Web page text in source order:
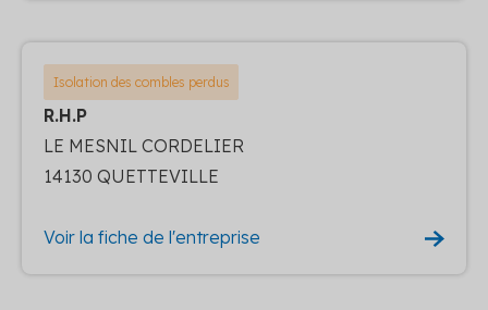
Isolation des combles perdus
R.H.P
LE MESNIL CORDELIER
14130 QUETTEVILLE
Voir la fiche de l'entreprise